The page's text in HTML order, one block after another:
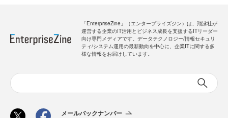
「EnterpriseZine」（エンタープライズジン）は、翔泳社が
運営する企業のIT活用とビジネス成長を支援するITリーダー
向け専門メディアです。データテクノロジー/情報セキュリ
ティ/システム運用の最新動向を中心に、企業ITに関する多
様な情報をお届けしています。
メールバックナンバー